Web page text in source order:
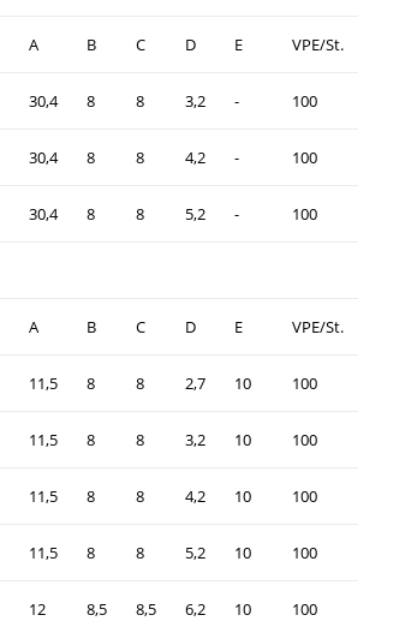
A B C D E VPE/St.
30,4 8 8 3,2 - 100
30,4 8 8 4,2 - 100
30,4 8 8 5,2 - 100
A B C D E VPE/St.
11,5 8 8 2,7 10 100
11,5 8 8 3,2 10 100
11,5 8 8 4,2 10 100
11,5 8 8 5,2 10 100
12 8,5 8,5 6,2 10 100